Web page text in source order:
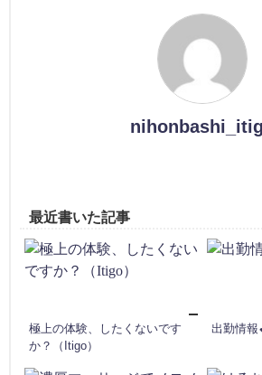
最近書いた記事
極上の体験、したくないです
か？（Itigo）
出勤情報